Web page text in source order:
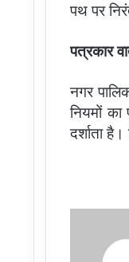
पथ पर
पत्रकार
नगर
नियमों
दर्शाता